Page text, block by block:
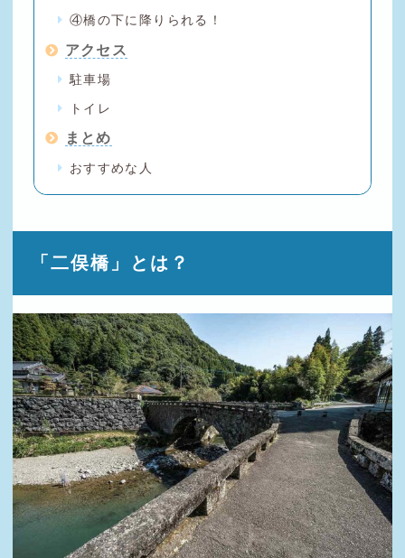
④橋の下に降りられる！
アクセス
駐車場
トイレ
まとめ
おすすめな人
「二俣橋」とは？